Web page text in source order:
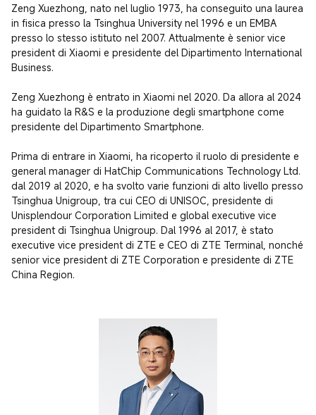
Zeng Xuezhong, nato nel luglio 1973, ha conseguito una laurea
in fisica presso la Tsinghua University nel 1996 e un EMBA
presso lo stesso istituto nel 2007. Attualmente è senior vice
president di Xiaomi e presidente del Dipartimento International
Business.
Zeng Xuezhong è entrato in Xiaomi nel 2020. Da allora al 2024
ha guidato la R&S e la produzione degli smartphone come
presidente del Dipartimento Smartphone.
Prima di entrare in Xiaomi, ha ricoperto il ruolo di presidente e
general manager di HatChip Communications Technology Ltd.
dal 2019 al 2020, e ha svolto varie funzioni di alto livello presso
Tsinghua Unigroup, tra cui CEO di UNISOC, presidente di
Unisplendour Corporation Limited e global executive vice
president di Tsinghua Unigroup. Dal 1996 al 2017, è stato
executive vice president di ZTE e CEO di ZTE Terminal, nonché
senior vice president di ZTE Corporation e presidente di ZTE
China Region.